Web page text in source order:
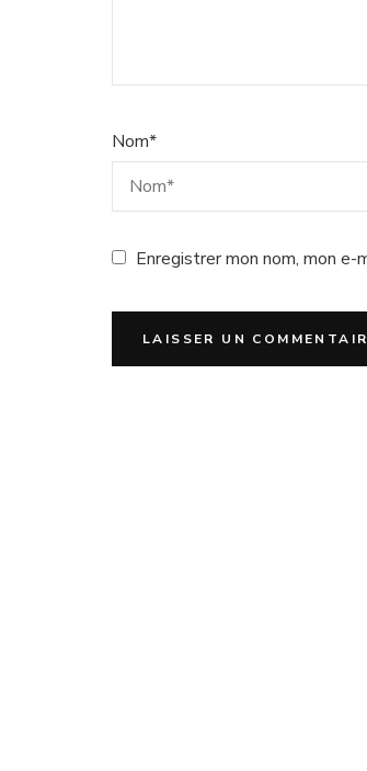
Nom*
Enregistrer mon nom, mon